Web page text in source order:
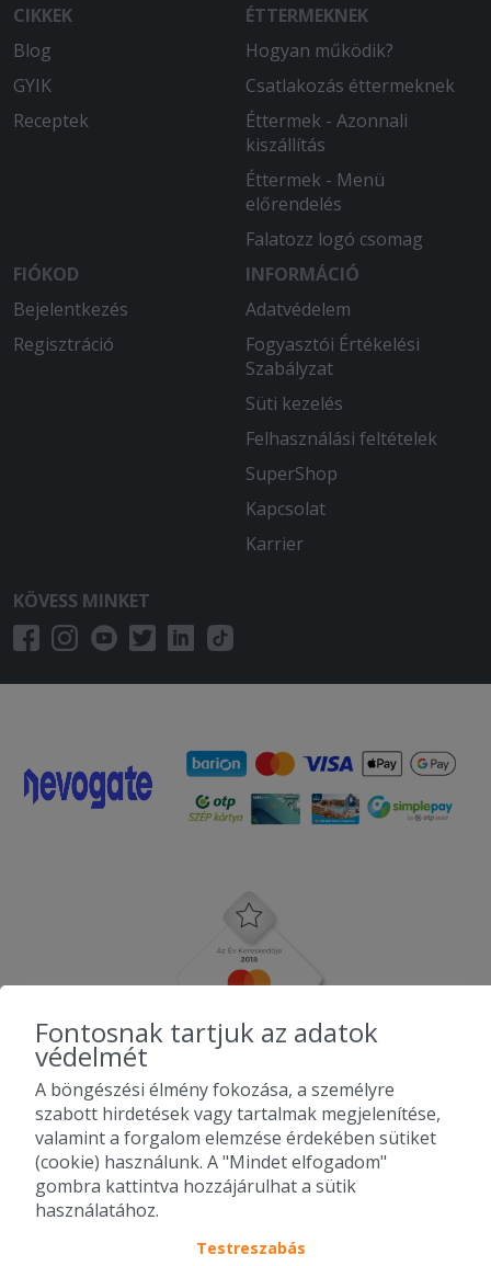
CIKKEK
Blog
GYIK
Receptek
ÉTTERMEKNEK
Hogyan működik?
Csatlakozás éttermeknek
Éttermek - Azonnali
kiszállítás
Éttermek - Menü
előrendelés
Falatozz logó csomag
FIÓKOD
Bejelentkezés
Regisztráció
INFORMÁCIÓ
Adatvédelem
Fogyasztói Értékelési
Szabályzat
Süti kezelés
Felhasználási feltételek
SuperShop
Kapcsolat
Karrier
KÖVESS MINKET
2010-2026 Copyright - Falatozz.hu - Diston-line Kft.
Fontosnak tartjuk az adatok
védelmét
A böngészési élmény fokozása, a személyre
szabott hirdetések vagy tartalmak megjelenítése,
valamint a forgalom elemzése érdekében sütiket
(cookie) használunk. A "Mindet elfogadom"
gombra kattintva hozzájárulhat a sütik
használatához.
Testreszabás